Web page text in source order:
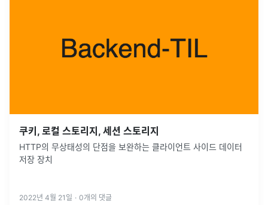
쿠키, 로컬 스토리지, 세션 스토리지
HTTP의 무상태성의 단점을 보완하는 클라이언트 사이드 데이터
저장 장치
2022년 4월 21일 · 0개의 댓글